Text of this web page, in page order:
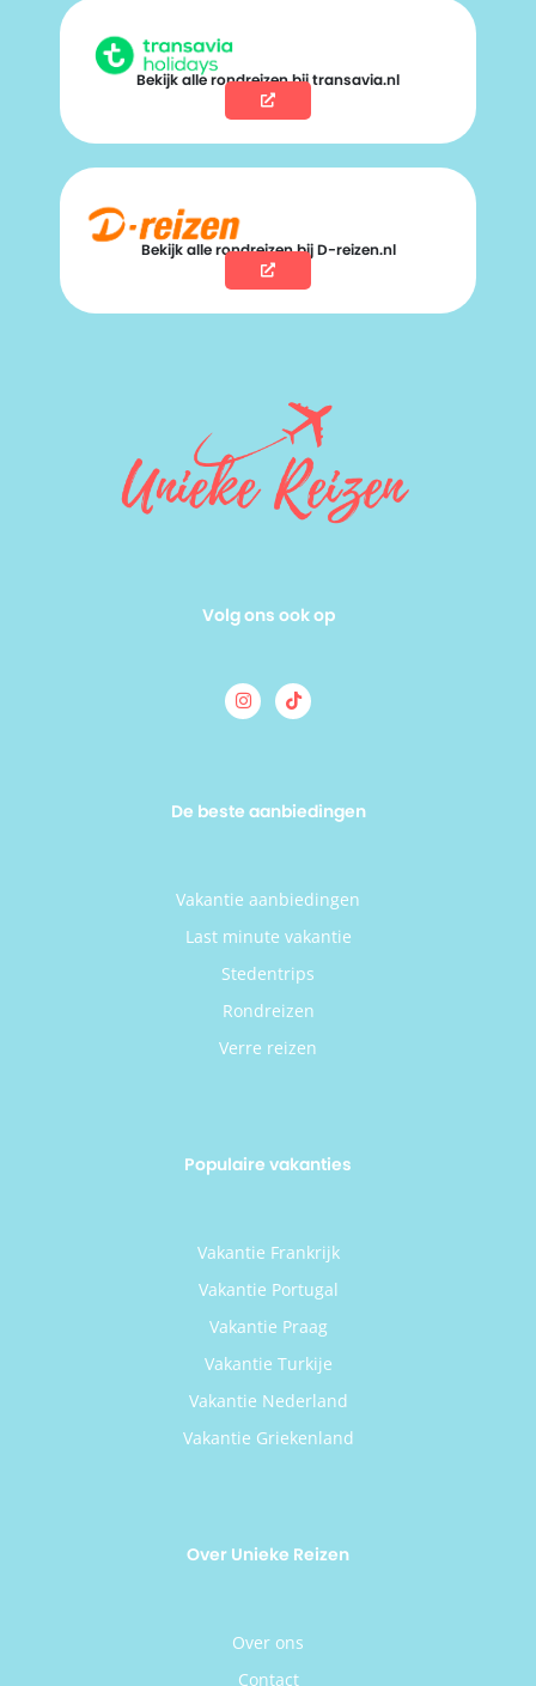
Bekijk alle rondreizen bij transavia.nl
Bekijk alle rondreizen bij D-reizen.nl
Volg ons ook op
De beste aanbiedingen
Vakantie aanbiedingen
Last minute vakantie
Stedentrips
Rondreizen
Verre reizen
Populaire vakanties
Vakantie Frankrijk
Vakantie Portugal
Vakantie Praag
Vakantie Turkije
Vakantie Nederland
Vakantie Griekenland
Over Unieke Reizen
Over ons
Contact